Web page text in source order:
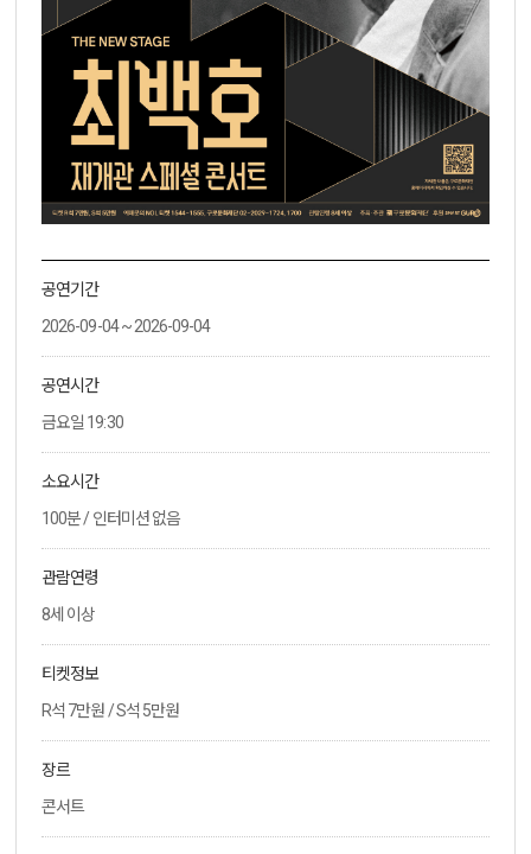
공연기간
2026-09-04 ~ 2026-09-04
공연시간
금요일 19:30
소요시간
100분 / 인터미션 없음
관람연령
8세 이상
티켓정보
R석 7만원 / S석 5만원
장르
콘서트